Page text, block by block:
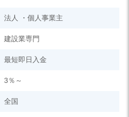
法人 ・個人事業主
建設業専門
最短即日入金
3％～
全国